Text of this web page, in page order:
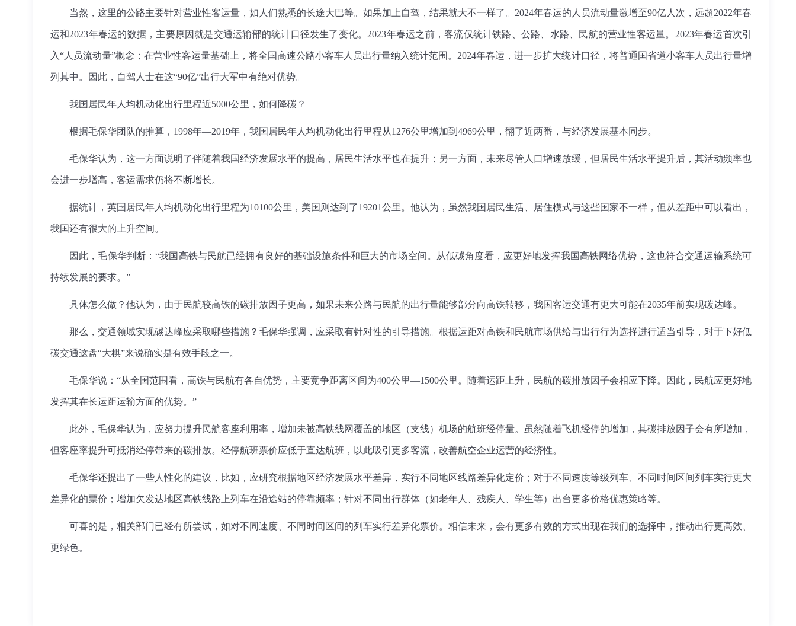
当然，这里的公路主要针对营业性客运量，如人们熟悉的长途大巴等。如果加上自驾，结果就大不一样了。2024年春运的人员流动量激增至90亿人次，远超2022年春
运和2023年春运的数据，主要原因就是交通运输部的统计口径发生了变化。2023年春运之前，客流仅统计铁路、公路、水路、民航的营业性客运量。2023年春运首次引
入“人员流动量”概念；在营业性客运量基础上，将全国高速公路小客车人员出行量纳入统计范围。2024年春运，进一步扩大统计口径，将普通国省道小客车人员出行量增
列其中。因此，自驾人士在这“90亿”出行大军中有绝对优势。
我国居民年人均机动化出行里程近5000公里，如何降碳？
根据毛保华团队的推算，1998年—2019年，我国居民年人均机动化出行里程从1276公里增加到4969公里，翻了近两番，与经济发展基本同步。
毛保华认为，这一方面说明了伴随着我国经济发展水平的提高，居民生活水平也在提升；另一方面，未来尽管人口增速放缓，但居民生活水平提升后，其活动频率也
会进一步增高，客运需求仍将不断增长。
据统计，英国居民年人均机动化出行里程为10100公里，美国则达到了19201公里。他认为，虽然我国居民生活、居住模式与这些国家不一样，但从差距中可以看出，
我国还有很大的上升空间。
因此，毛保华判断：“我国高铁与民航已经拥有良好的基础设施条件和巨大的市场空间。从低碳角度看，应更好地发挥我国高铁网络优势，这也符合交通运输系统可
持续发展的要求。”
具体怎么做？他认为，由于民航较高铁的碳排放因子更高，如果未来公路与民航的出行量能够部分向高铁转移，我国客运交通有更大可能在2035年前实现碳达峰。
那么，交通领域实现碳达峰应采取哪些措施？毛保华强调，应采取有针对性的引导措施。根据运距对高铁和民航市场供给与出行行为选择进行适当引导，对于下好低
碳交通这盘“大棋”来说确实是有效手段之一。
毛保华说：“从全国范围看，高铁与民航有各自优势，主要竞争距离区间为400公里—1500公里。随着运距上升，民航的碳排放因子会相应下降。因此，民航应更好地
发挥其在长运距运输方面的优势。”
此外，毛保华认为，应努力提升民航客座利用率，增加未被高铁线网覆盖的地区（支线）机场的航班经停量。虽然随着飞机经停的增加，其碳排放因子会有所增加，
但客座率提升可抵消经停带来的碳排放。经停航班票价应低于直达航班，以此吸引更多客流，改善航空企业运营的经济性。
毛保华还提出了一些人性化的建议，比如，应研究根据地区经济发展水平差异，实行不同地区线路差异化定价；对于不同速度等级列车、不同时间区间列车实行更大
差异化的票价；增加欠发达地区高铁线路上列车在沿途站的停靠频率；针对不同出行群体（如老年人、残疾人、学生等）出台更多价格优惠策略等。
可喜的是，相关部门已经有所尝试，如对不同速度、不同时间区间的列车实行差异化票价。相信未来，会有更多有效的方式出现在我们的选择中，推动出行更高效、
更绿色。